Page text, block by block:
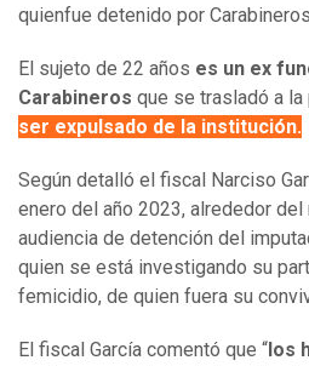
quienfue detenido por
El sujeto de 22 años es un ex
Carabineros que se trasladó a
ser expulsado de la institución.
Según detalló el fiscal Narciso
enero del año 2023, alrededor
audiencia de detención del
quien se está investigando su
femicidio, de quien fuera su
El fiscal García comentó que “ los